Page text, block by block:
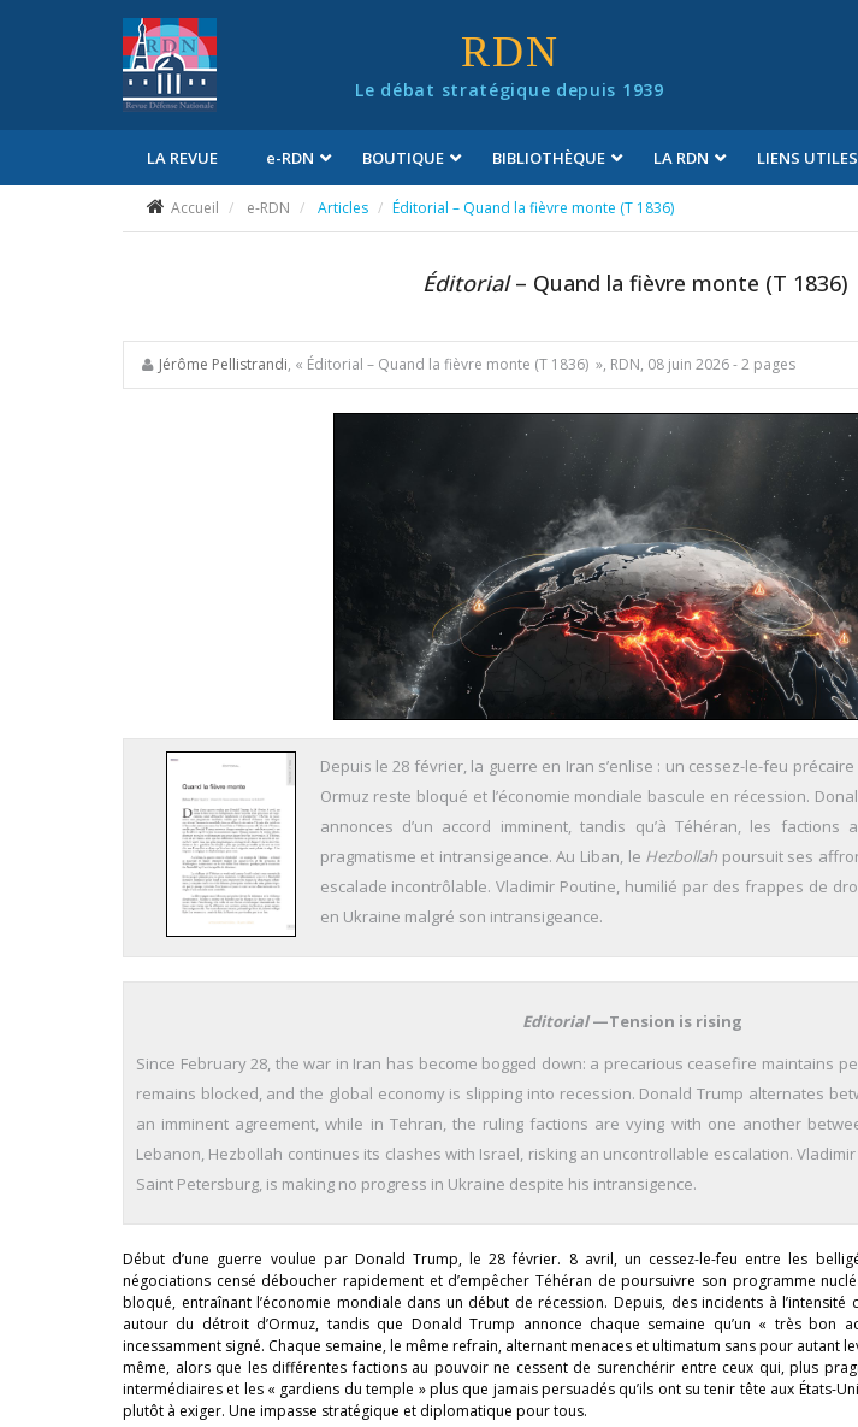
RDN
Le débat stratégique depuis 1939
LA REVUE e-RDN BOUTIQUE BIBLIOTHÈQUE LA RDN LIENS UTILES
Accueil e-RDN Articles Éditorial – Quand la fièvre monte (T 1836)
Éditorial– Quand la fièvre monte (T 1836)
Jérôme Pellistrandi, « Éditorial – Quand la fièvre monte (T 1836) », RDN, 08 juin 2026 - 2 pages
Depuis le 28 février, la guerre en Iran s’enlise : un cessez-le-feu
Ormuz reste bloqué et l’économie mondiale bascule en récession.
annonces d’un accord imminent, tandis qu’à Téhéran, les factions
pragmatisme et intransigeance. Au Liban, le Hezbollah poursuit ses
escalade incontrôlable. Vladimir Poutine, humilié par des frappes de
en Ukraine malgré son intransigeance.
Editorial—Tension is rising
Since February 28, the war in Iran has become bogged down: a precarious ceasefire maintains
remains blocked, and the global economy is slipping into recession. Donald Trump alternates
an imminent agreement, while in Tehran, the ruling factions are vying with one another
Lebanon, Hezbollah continues its clashes with Israel, risking an uncontrollable escalation.
Saint Petersburg, is making no progress in Ukraine despite his intransigence.
Début d’une guerre voulue par Donald Trump, le 28 février. 8 avril, un cessez-le-feu entre les
négociations censé déboucher rapidement et d’empêcher Téhéran de poursuivre son programme
bloqué, entraînant l’économie mondiale dans un début de récession. Depuis, des incidents à l’intensité
autour du détroit d’Ormuz, tandis que Donald Trump annonce chaque semaine qu’un « très bon
incessamment signé. Chaque semaine, le même refrain, alternant menaces et ultimatum sans pour autant
même, alors que les différentes factions au pouvoir ne cessent de surenchérir entre ceux qui, plus
intermédiaires et les « gardiens du temple » plus que jamais persuadés qu’ils ont su tenir tête aux États-
plutôt à exiger. Une impasse stratégique et diplomatique pour tous.